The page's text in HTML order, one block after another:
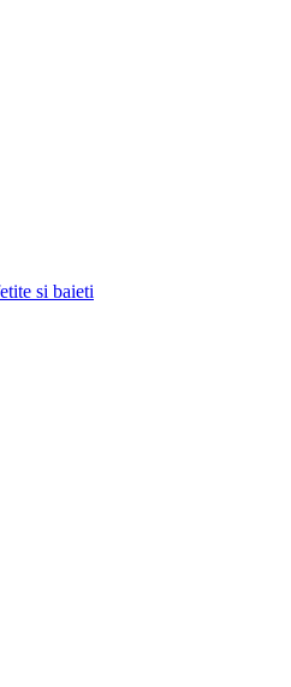
si baieti